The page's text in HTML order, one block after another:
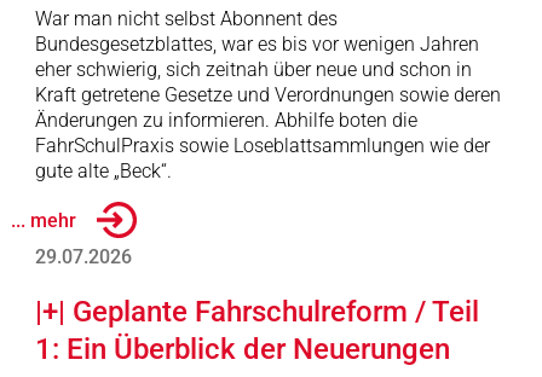
War man nicht selbst Abonnent des
Bundesgesetzblattes, war es bis vor wenigen Jahren
eher schwierig, sich zeitnah über neue und schon in
Kraft getretene Gesetze und Verordnungen sowie deren
Änderungen zu informieren. Abhilfe boten die
FahrSchulPraxis sowie Loseblattsammlungen wie der
gute alte „Beck“.
... mehr
29.07.2026
|+| Geplante Fahrschulreform / Teil
1: Ein Überblick der Neuerungen